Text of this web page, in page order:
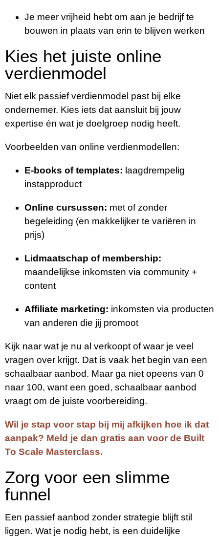
Je meer vrijheid hebt om aan je bedrijf te
bouwen in plaats van erin te blijven werken
Kies het juiste online
verdienmodel
Niet elk passief verdienmodel past bij elke
ondernemer. Kies iets dat aansluit bij jouw
expertise én wat je doelgroep nodig heeft.
Voorbeelden van online verdienmodellen:
E-books of templates: laagdrempelig
instapproduct
Online cursussen: met of zonder
begeleiding (en makkelijker te variëren in
prijs)
Lidmaatschap of membership:
maandelijkse inkomsten via community +
content
Affiliate marketing: inkomsten via producten
van anderen die jij promoot
Kijk naar wat je nu al verkoopt of waar je veel
vragen over krijgt. Dat is vaak het begin van een
schaalbaar aanbod. Maar ga niet opeens van 0
naar 100, want een goed, schaalbaar aanbod
vraagt om de juiste voorbereiding.
Wil je stap voor stap bij mij afkijken hoe ik dat
aanpak? Meld je dan gratis aan voor de Built
To Scale Masterclass.
Zorg voor een slimme
funnel
Een passief aanbod zonder strategie blijft stil
liggen. Wat je nodig hebt, is een duidelijke